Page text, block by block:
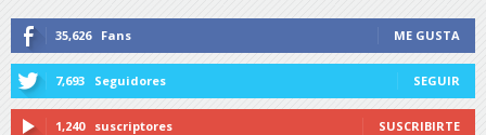
35,626 Fans ME GUSTA
7,693 Seguidores SEGUIR
1,240 suscriptores SUSCRIBIRTE